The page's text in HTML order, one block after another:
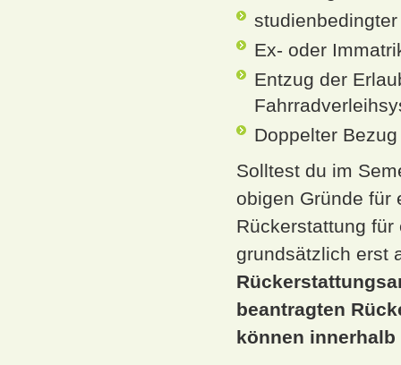
Ex- oder
Entzug der
Doppelter
Solltest du im
obigen Gründe für
Rückerstattung
grundsätzlich erst
beantragten
können